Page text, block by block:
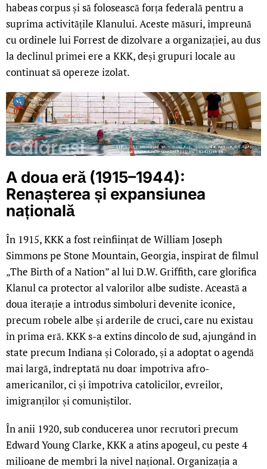
habeas corpus și să folosească forța federală pentru a
suprima activitățile Klanului. Aceste măsuri, împreună
cu ordinele lui Forrest de dizolvare a organizației, au dus
la declinul primei ere a KKK, deși grupuri locale au
continuat să opereze izolat.
A doua eră (1915–1944):
Renașterea și expansiunea
națională
În 1915, KKK a fost reînființat de William Joseph
Simmons pe Stone Mountain, Georgia, inspirat de filmul
„The Birth of a Nation” al lui D.W. Griffith, care glorifica
Klanul ca protector al valorilor albe sudiste. Această a
doua iterație a introdus simboluri devenite iconice,
precum robele albe și arderile de cruci, care nu existau
în prima eră. KKK s-a extins dincolo de sud, ajungând în
state precum Indiana și Colorado, și a adoptat o agendă
mai largă, îndreptată nu doar împotriva afro-
americanilor, ci și împotriva catolicilor, evreilor,
imigranților și comuniștilor.
În anii 1920, sub conducerea unor recrutori precum
Edward Young Clarke, KKK a atins apogeul, cu peste 4
milioane de membri la nivel național. Organizația a